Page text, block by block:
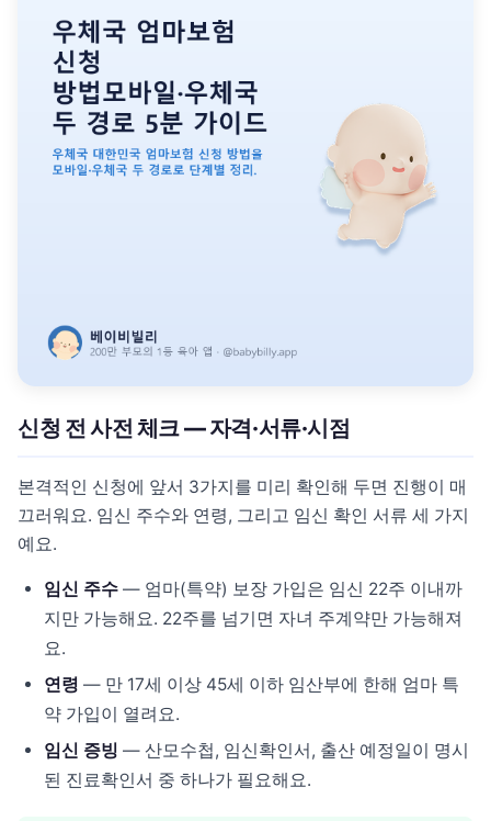
신청 전 사전 체크 — 자격·서류·시점
본격적인 신청에 앞서 3가지를 미리 확인해 두면 진행이 매
끄러워요. 임신 주수와 연령, 그리고 임신 확인 서류 세 가지
예요.
임신 주수 — 엄마(특약) 보장 가입은 임신 22주 이내까
지만 가능해요. 22주를 넘기면 자녀 주계약만 가능해져
요.
연령 — 만 17세 이상 45세 이하 임산부에 한해 엄마 특
약 가입이 열려요.
임신 증빙 — 산모수첩, 임신확인서, 출산 예정일이 명시
된 진료확인서 중 하나가 필요해요.